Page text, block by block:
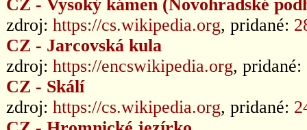
CZ - Vysoký kámen (Novohradské
zdroj: https://cs.wikipedia.org, pridané:
CZ - Jarcovská kula
zdroj: https://encswikipedia.org, pridané:
CZ - Skálí
zdroj: https://cs.wikipedia.org, pridané: